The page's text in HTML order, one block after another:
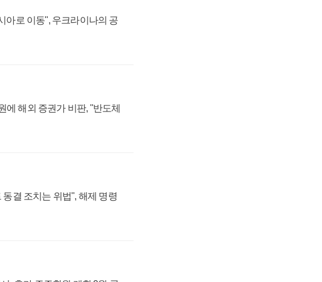
아로 이동", 우크라이나의 공
에 해외 증권가 비판, "반도체
결 조치는 위법", 해제 명령